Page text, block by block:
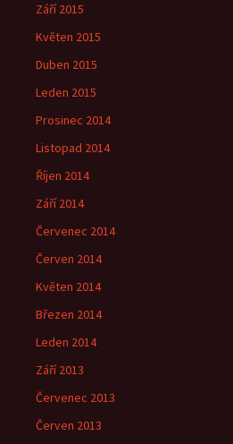
Září 2015
Květen 2015
Duben 2015
Leden 2015
Prosinec 2014
Listopad 2014
Říjen 2014
Září 2014
Červenec 2014
Červen 2014
Květen 2014
Březen 2014
Leden 2014
Září 2013
Červenec 2013
Červen 2013